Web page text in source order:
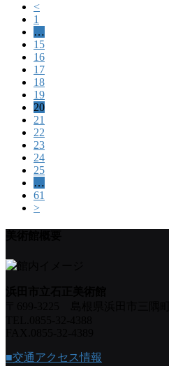
<
1
…
15
16
17
18
19
20
21
22
23
24
25
…
61
>
■交通アクセス情報